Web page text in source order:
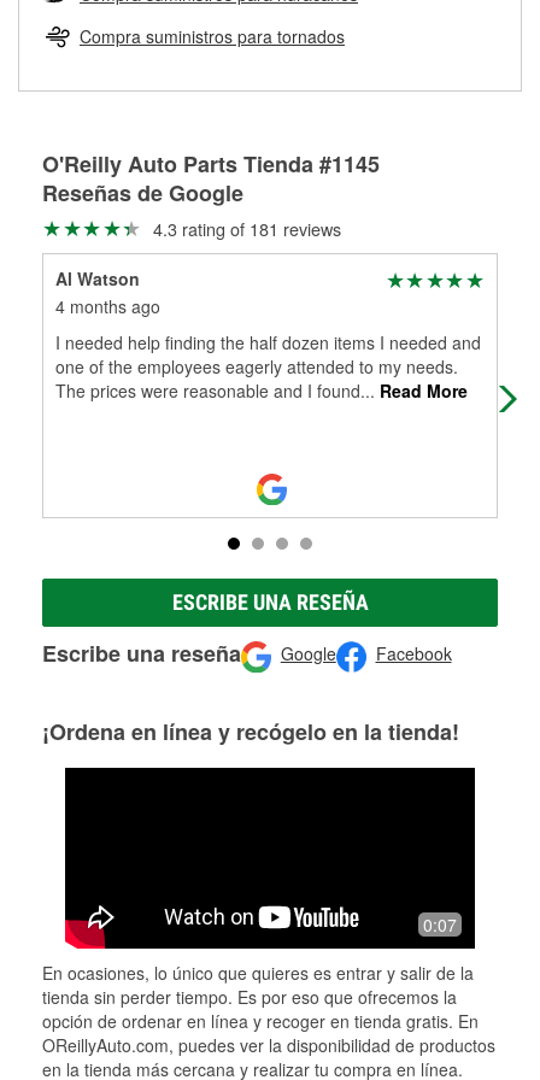
Herramientas de O'Reilly
pueden ser reutilizados, podemos ayudarte a encontrar las
partes de reemplazo correctas para tu reparación.
Rectificación de tambores y discos de freno
Compra suministros para tornados
O'Reilly Auto Parts Tienda #1145
Reseñas de Google
4.3 rating of 181 reviews
Al Watson
4 months ago
I needed help finding the half dozen items I needed and
one of the employees eagerly attended to my needs.
The prices were reasonable and I found... Read More
ESCRIBE UNA RESEÑA
Escribe una reseña Google Facebook
¡Ordena en línea y recógelo en la tienda!
0:07
En ocasiones, lo único que quieres es entrar y salir de la
tienda sin perder tiempo. Es por eso que ofrecemos la
opción de ordenar en línea y recoger en tienda gratis. En
OReillyAuto.com, puedes ver la disponibilidad de productos
en la tienda más cercana y realizar tu compra en línea.